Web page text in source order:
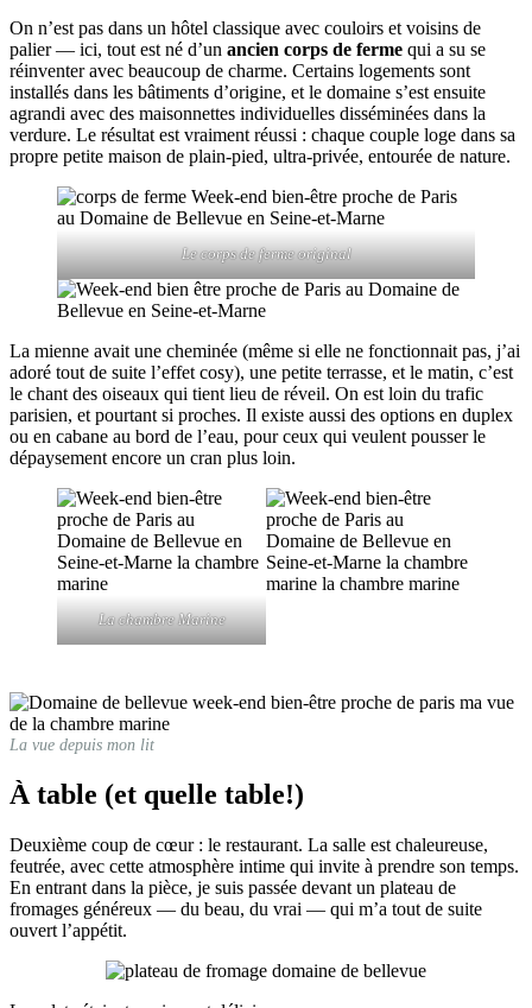
On n’est pas dans un hôtel classique avec couloirs et voisins de
palier — ici, tout est né d’un ancien corps de ferme qui a su se
réinventer avec beaucoup de charme. Certains logements sont
installés dans les bâtiments d’origine, et le domaine s’est ensuite
agrandi avec des maisonnettes individuelles disséminées dans la
verdure. Le résultat est vraiment réussi : chaque couple loge dans sa
propre petite maison de plain-pied, ultra-privée, entourée de nature.
Le corps de ferme original
La mienne avait une cheminée (même si elle ne fonctionnait pas, j’ai
adoré tout de suite l’effet cosy), une petite terrasse, et le matin, c’est
le chant des oiseaux qui tient lieu de réveil. On est loin du trafic
parisien, et pourtant si proches. Il existe aussi des options en duplex
ou en cabane au bord de l’eau, pour ceux qui veulent pousser le
dépaysement encore un cran plus loin.
La chambre Marine
La vue depuis mon lit
À table (et quelle table!)
Deuxième coup de cœur : le restaurant. La salle est chaleureuse,
feutrée, avec cette atmosphère intime qui invite à prendre son temps.
En entrant dans la pièce, je suis passée devant un plateau de
fromages généreux — du beau, du vrai — qui m’a tout de suite
ouvert l’appétit.